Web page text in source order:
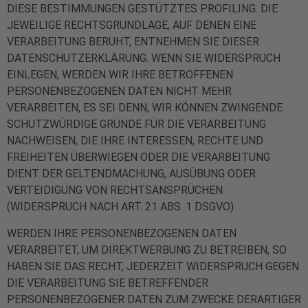
DIESE BESTIMMUNGEN GESTÜTZTES PROFILING. DIE
JEWEILIGE RECHTSGRUNDLAGE, AUF DENEN EINE
VERARBEITUNG BERUHT, ENTNEHMEN SIE DIESER
DATENSCHUTZERKLÄRUNG. WENN SIE WIDERSPRUCH
EINLEGEN, WERDEN WIR IHRE BETROFFENEN
PERSONENBEZOGENEN DATEN NICHT MEHR
VERARBEITEN, ES SEI DENN, WIR KÖNNEN ZWINGENDE
SCHUTZWÜRDIGE GRÜNDE FÜR DIE VERARBEITUNG
NACHWEISEN, DIE IHRE INTERESSEN, RECHTE UND
FREIHEITEN ÜBERWIEGEN ODER DIE VERARBEITUNG
DIENT DER GELTENDMACHUNG, AUSÜBUNG ODER
VERTEIDIGUNG VON RECHTSANSPRÜCHEN
(WIDERSPRUCH NACH ART. 21 ABS. 1 DSGVO).
WERDEN IHRE PERSONENBEZOGENEN DATEN
VERARBEITET, UM DIREKTWERBUNG ZU BETREIBEN, SO
HABEN SIE DAS RECHT, JEDERZEIT WIDERSPRUCH GEGEN
DIE VERARBEITUNG SIE BETREFFENDER
PERSONENBEZOGENER DATEN ZUM ZWECKE DERARTIGER